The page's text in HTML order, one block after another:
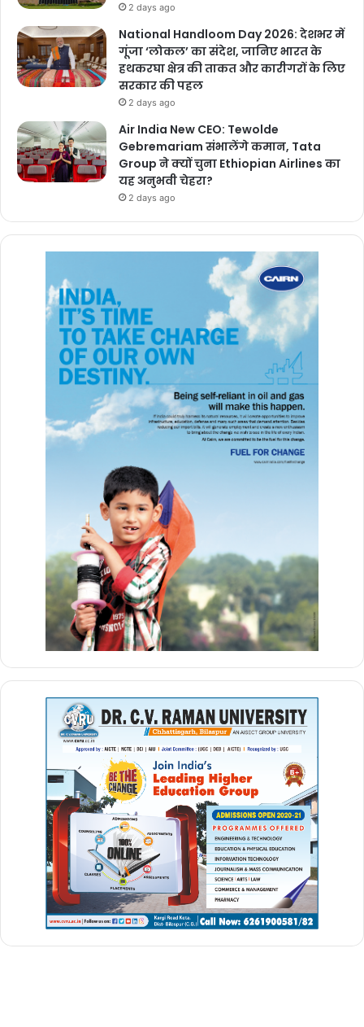
2 days ago
National Handloom Day 2026: देशभर में
गूंजा ‘लोकल’ का संदेश, जानिए भारत के
हथकरघा क्षेत्र की ताकत और कारीगरों के लिए
सरकार की पहल
2 days ago
Air India New CEO: Tewolde
Gebremariam संभालेंगे कमान, Tata
Group ने क्यों चुना Ethiopian Airlines का
यह अनुभवी चेहरा?
2 days ago